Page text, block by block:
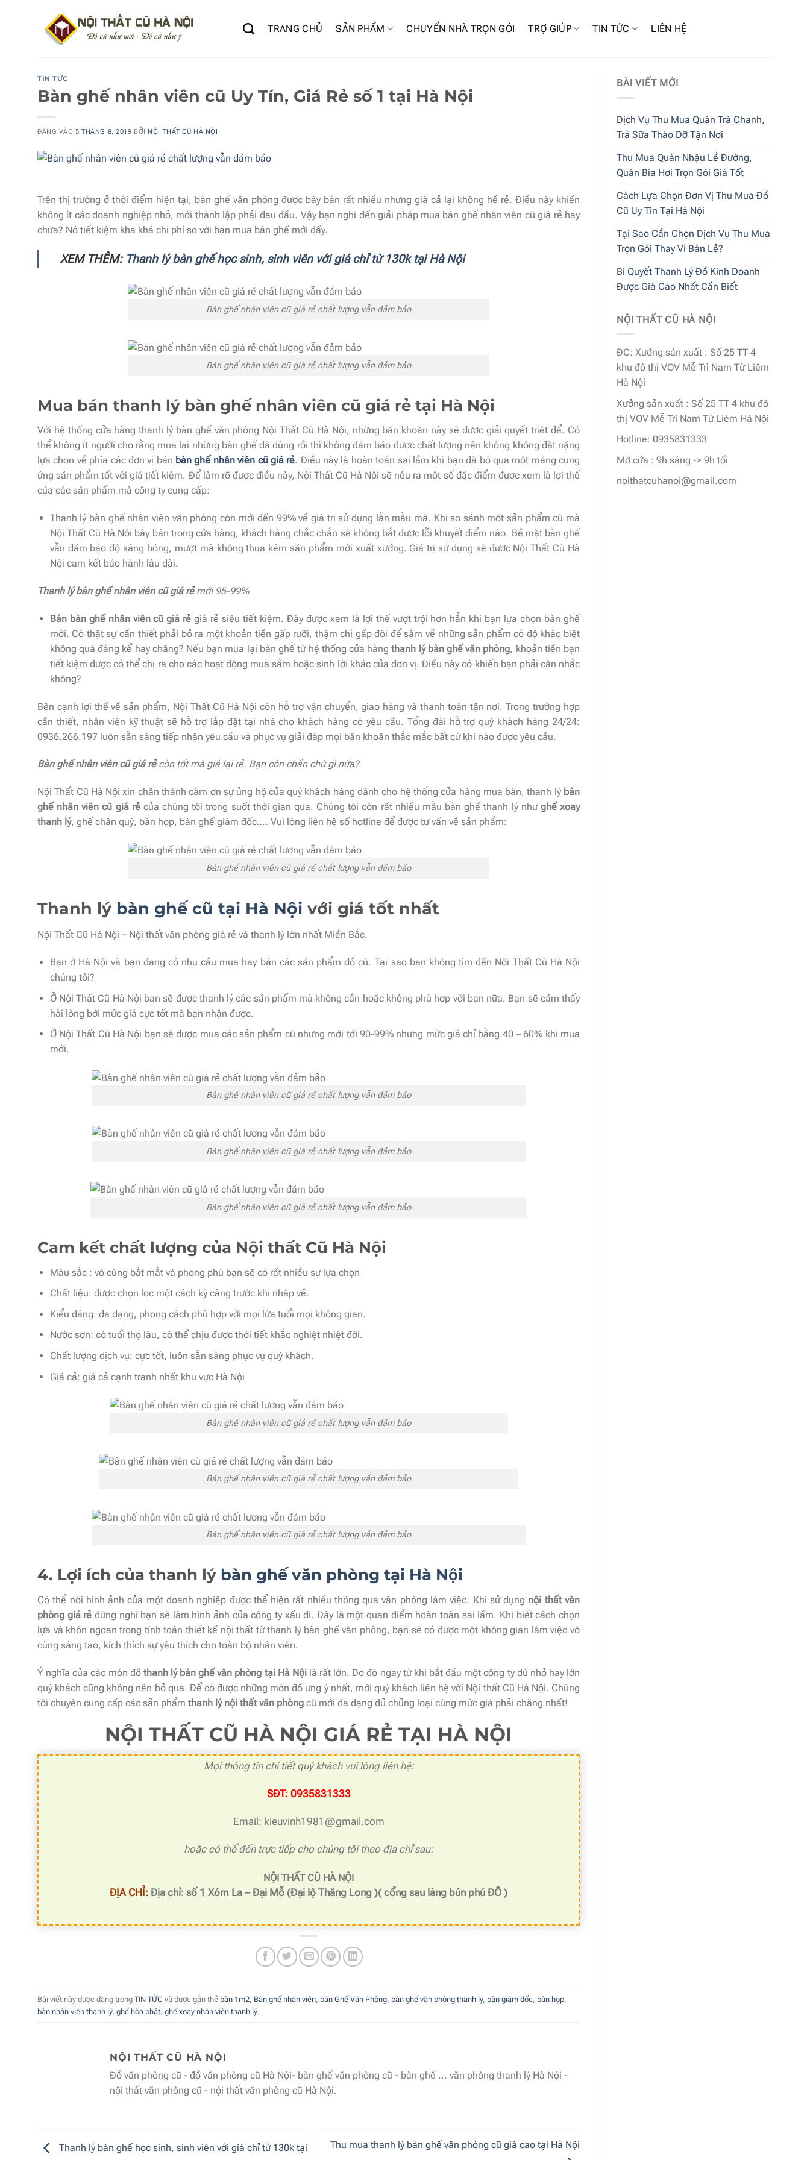
TRANG CHỦ SẢN PHẨM CHUYỂN NHÀ TRỌN GÓI TRỢ GIÚP TIN TỨC LIÊN HỆ
TIN TỨC
Bàn ghế nhân viên cũ Uy Tín, Giá Rẻ số 1 tại Hà Nội
ĐĂNG VÀO5 THÁNG 8, 2019 BỞI NỘI THẤT CŨ HÀ NỘI
Trên thị trường ở thời điểm hiện tại, bàn ghế văn phòng được bày bán rất nhiều nhưng giá cả lại không hề rẻ. Điều này khiến
không ít các doanh nghiệp nhỏ, mới thành lập phải đau đầu. Vậy bạn nghĩ đến giải pháp mua bàn ghế nhân viên cũ giá rẻ hay
chưa? Nó tiết kiệm kha khá chi phí so với bạn mua bàn ghế mới đấy.
XEM THÊM: Thanh lý bàn ghế học sinh, sinh viên với giá chỉ từ 130k tại Hà Nội
Bàn ghế nhân viên cũ giá rẻ chất lượng vẫn đảm bảo
Bàn ghế nhân viên cũ giá rẻ chất lượng vẫn đảm bảo
Mua bán thanh lý bàn ghế nhân viên cũ giá rẻ tại Hà Nội
Với hệ thống cửa hàng thanh lý bàn ghế văn phòng Nội Thất Cũ Hà Nội, những băn khoăn này sẽ được giải quyết triệt để. Có
thể không ít người cho rằng mua lại những bàn ghế đã dùng rồi thì không đảm bảo được chất lượng nên không không đặt nặng
lựa chọn về phía các đơn vị bán bàn ghế nhân viên cũ giá rẻ. Điều này là hoàn toàn sai lầm khi bạn đã bỏ qua một mảng cung
ứng sản phẩm tốt với giá tiết kiệm. Để làm rõ được điều này, Nội Thất Cũ Hà Nội sẽ nêu ra một số đặc điểm được xem là lợi thế
của các sản phẩm mà công ty cung cấp:
Thanh lý bàn ghế nhân viên văn phòng còn mới đến 99% về giá trị sử dụng lẫn mẫu mã. Khi so sánh một sản phẩm cũ mà
Nội Thất Cũ Hà Nội bày bán trong cửa hàng, khách hàng chắc chắn sẽ không bắt được lỗi khuyết điểm nào. Bề mặt bàn ghế
vẫn đảm bảo độ sáng bóng, mượt mà không thua kém sản phẩm mới xuất xưởng. Giá trị sử dụng sẽ được Nội Thất Cũ Hà
Nội cam kết bảo hành lâu dài.
Thanh lý bàn ghế nhân viên cũ giá rẻmới 95-99%
Bán bàn ghế nhân viên cũ giá rẻgiá rẻ siêu tiết kiệm. Đây được xem là lợi thế vượt trội hơn hẳn khi bạn lựa chọn bàn ghế
mới. Có thật sự cần thiết phải bỏ ra một khoản tiền gấp rưỡi, thậm chí gấp đôi để sắm về những sản phẩm có độ khác biệt
không quá đáng kể hay chăng? Nếu bạn mua lại bàn ghế từ hệ thống cửa hàngthanh lý bàn ghế văn phòng, khoản tiền bạn
tiết kiệm được có thể chi ra cho các hoạt động mua sắm hoặc sinh lời khác của đơn vị. Điều này có khiến bạn phải cân nhắc
không?
Bên cạnh lợi thế về sản phẩm, Nội Thất Cũ Hà Nội còn hỗ trợ vận chuyển, giao hàng và thanh toán tận nơi. Trong trường hợp
cần thiết, nhân viên kỹ thuật sẽ hỗ trợ lắp đặt tại nhà cho khách hàng có yêu cầu. Tổng đài hỗ trợ quý khách hàng 24/24:
0936.266.197 luôn sẵn sàng tiếp nhận yêu cầu và phục vụ giải đáp mọi băn khoăn thắc mắc bất cứ khi nào được yêu cầu.
Bàn ghế nhân viên cũ giá rẻcòn tốt mà giá lại rẻ. Bạn còn chần chừ gì nữa?
Nội Thất Cũ Hà Nội xin chân thành cám ơn sự ủng hộ của quý khách hàng dành cho hệ thống cửa hàng mua bán, thanh lý bàn
ghế nhân viên cũ giá rẻcủa chúng tôi trong suốt thời gian qua. Chúng tôi còn rất nhiều mẫu bàn ghế thanh lý như ghế xoay
thanh lý, ghế chân quỳ, bàn họp, bàn ghế giám đốc…. Vui lòng liên hệ số hotline để được tư vấn về sản phẩm:
Bàn ghế nhân viên cũ giá rẻ chất lượng vẫn đảm bảo
Thanh lý bàn ghế cũ tại Hà Nội với giá tốt nhất
Nội Thất Cũ Hà Nội – Nội thất văn phòng giá rẻ và thanh lý lớn nhất Miền Bắc.
Bạn ở Hà Nội và bạn đang có nhu cầu mua hay bán các sản phẩm đồ cũ. Tại sao bạn không tìm đến Nội Thất Cũ Hà Nội
chúng tôi?
Ở Nội Thất Cũ Hà Nội bạn sẽ được thanh lý các sản phẩm mà không cần hoặc không phù hợp với bạn nữa. Bạn sẽ cảm thấy
hài lòng bởi mức giá cực tốt mà bạn nhận được.
Ở Nội Thất Cũ Hà Nội bạn sẽ được mua các sản phẩm cũ nhưng mới tới 90-99% nhưng mức giá chỉ bằng 40 – 60% khi mua
mới.
Bàn ghế nhân viên cũ giá rẻ chất lượng vẫn đảm bảo
Bàn ghế nhân viên cũ giá rẻ chất lượng vẫn đảm bảo
Bàn ghế nhân viên cũ giá rẻ chất lượng vẫn đảm bảo
Cam kết chất lượng của Nội thất Cũ Hà Nội
Màu sắc : vô cùng bắt mắt và phong phú bạn sẽ có rất nhiều sự lựa chọn
Chất liệu: được chọn lọc một cách kỹ càng trước khi nhập về.
Kiểu dáng: đa dạng, phong cách phù hợp với mọi lứa tuổi mọi không gian.
Nước sơn: có tuổi thọ lâu, có thể chịu được thời tiết khắc nghiệt nhiệt đới.
Chất lượng dịch vụ: cực tốt, luôn sẵn sàng phục vụ quý khách.
Giá cả: giá cả cạnh tranh nhất khu vực Hà Nội
Bàn ghế nhân viên cũ giá rẻ chất lượng vẫn đảm bảo
Bàn ghế nhân viên cũ giá rẻ chất lượng vẫn đảm bảo
Bàn ghế nhân viên cũ giá rẻ chất lượng vẫn đảm bảo
4. Lợi ích của thanh lý bàn ghế văn phòng tại Hà Nội
Có thể nói hình ảnh của một doanh nghiệp được thể hiện rất nhiều thông qua văn phòng làm việc. Khi sử dụng nội thất văn
phòng giá rẻ đừng nghĩ bạn sẽ làm hình ảnh của công ty xấu đi. Đây là một quan điểm hoàn toàn sai lầm. Khi biết cách chọn
lựa và khôn ngoan trong tính toán thiết kế nội thất từ thanh lý bàn ghế văn phòng, bạn sẽ có được một không gian làm việc vô
cùng sáng tạo, kích thích sự yêu thích cho toàn bộ nhân viên.
Ý nghĩa của các món đồthanh lý bàn ghế văn phòng tại Hà Nộilà rất lớn. Do đó ngay từ khi bắt đầu một công ty dù nhỏ hay lớn
quý khách cũng không nên bỏ qua. Để có được những món đồ ưng ý nhất, mời quý khách liên hệ với Nội thất Cũ Hà Nội. Chúng
tôi chuyên cung cấp các sản phẩm thanh lý nội thất văn phòng cũ mới đa dạng đủ chủng loại cùng mức giá phải chăng nhất!
NỘI THẤT CŨ HÀ NỘI GIÁ RẺ TẠI HÀ NỘI
Mọi thông tin chi tiết quý khách vui lòng liên hệ:
SĐT: 0935831333
Email: kieuvinh1981@gmail.com
hoặc có thể đến trực tiếp cho chúng tôi theo địa chỉ sau:
NỘI THẤT CŨ HÀ NỘI
ĐỊA CHỈ: Địa chỉ: số 1 Xóm La – Đại Mỗ (Đại lộ Thăng Long )( cổng sau làng bún phú ĐÔ )
Bài viết này được đăng trong TIN TỨC và được gắn thẻ bàn 1m2, Bàn ghế nhân viên, bán Ghế Văn Phòng, bàn ghế văn phòng thanh lý, bàn giám đốc, bàn họp,
bàn nhân viên thanh lý, ghế hòa phát, ghế xoay nhân viên thanh lý.
NỘI THẤT CŨ HÀ NỘI
Đồ văn phòng cũ - đồ văn phòng cũ Hà Nội- bàn ghế văn phòng cũ - bàn ghế ... văn phòng thanh lý Hà Nội -
nội thất văn phòng cũ - nội thất văn phòng cũ Hà Nội.
Thanh lý bàn ghế học sinh, sinh viên với giá chỉ từ 130k tại Thu mua thanh lý bàn ghế văn phòng cũ giá cao tại Hà Nội
BÀI VIẾT MỚI
Dịch Vụ Thu Mua Quán Trà Chanh,
Trà Sữa Tháo Dỡ Tận Nơi
Thu Mua Quán Nhậu Lề Đường,
Quán Bia Hơi Trọn Gói Giá Tốt
Cách Lựa Chọn Đơn Vị Thu Mua Đồ
Cũ Uy Tín Tại Hà Nội
Tại Sao Cần Chọn Dịch Vụ Thu Mua
Trọn Gói Thay Vì Bán Lẻ?
Bí Quyết Thanh Lý Đồ Kinh Doanh
Được Giá Cao Nhất Cần Biết
NỘI THẤT CŨ HÀ NỘI
ĐC: Xưởng sản xuất : Số 25 TT 4
khu đô thị VOV Mễ Trì Nam Từ Liêm
Hà Nội
Xưởng sản xuất : Số 25 TT 4 khu đô
thị VOV Mễ Trì Nam Từ Liêm Hà Nội
Hotline: 0935831333
Mở cửa : 9h sáng -> 9h tối
noithatcuhanoi@gmail.com